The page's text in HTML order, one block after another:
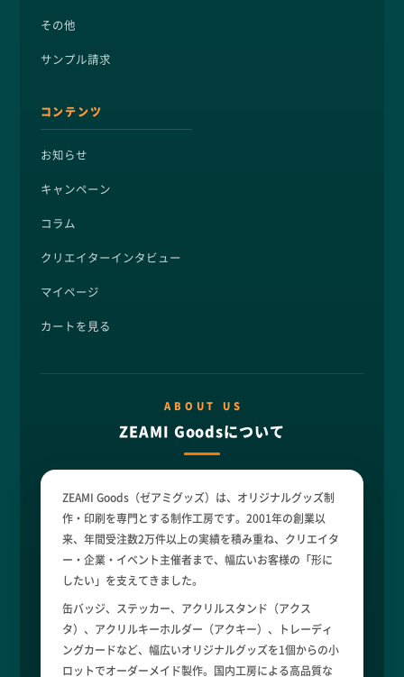
その他
サンプル請求
コンテンツ
お知らせ
キャンペーン
コラム
クリエイターインタビュー
マイページ
カートを見る
ABOUT US
ZEAMI Goodsについて
ZEAMI Goods（ゼアミグッズ）は、オリジナルグッズ制
作・印刷を専門とする制作工房です。2001年の創業以
来、年間受注数2万件以上の実績を積み重ね、クリエイタ
ー・企業・イベント主催者まで、幅広いお客様の「形に
したい」を支えてきました。
缶バッジ、ステッカー、アクリルスタンド（アクス
タ）、アクリルキーホルダー（アクキー）、トレーディ
ングカードなど、幅広いオリジナルグッズを1個からの小
ロットでオーダーメイド製作。国内工房による高品質な